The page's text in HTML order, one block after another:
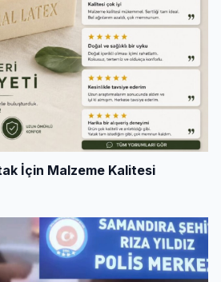
İçin Malzeme Kalitesi